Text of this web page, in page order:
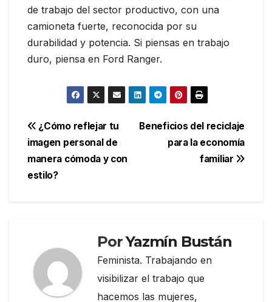
de trabajo del sector productivo, con una
camioneta fuerte, reconocida por su
durabilidad y potencia. Si piensas en trabajo
duro, piensa en Ford Ranger.
Navegación
de
entradas
Beneficios del reciclaje
para la economía
familiar
¿Cómo reflejar tu
imagen personal de
manera cómoda y con
estilo?
PorYazmín Bustán
Feminista. Trabajando en
visibilizar el trabajo que
hacemos las mujeres,